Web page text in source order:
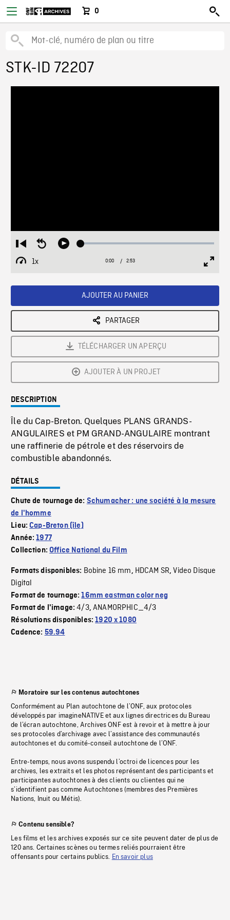
0
STK-ID 72207
Restart
from
beginning
Seek
Play Loaded:
1x
Playback
Current
0:00 / Duration
2:53
AJOUTER AU PANIER
PARTAGER
TÉLÉCHARGER UN APERÇU
AJOUTER À UN PROJET
DESCRIPTION
Île du Cap-Breton. Quelques PLANS GRANDS-
ANGULAIRES et PM GRAND-ANGULAIRE montrant
une raffinerie de pétrole et des réservoirs de
combustible abandonnés.
DÉTAILS
Chute de tournage de: Schumacher : une société à la mesure
de l'homme
Lieu:Cap-Breton (île)
Année:1977
Collection:Office National du Film
Formats disponibles: Bobine 16 mm, HDCAM SR,Video Disque
Digital
Format de tournage:16mm eastman color neg
Format de l'image:4/3,ANAMORPHIC_4/3
Résolutions disponibles:1920 x 1080
Cadence: 59.94
Moratoire sur les contenus autochtones
Conformément au Plan autochtone de l’ONF, aux protocoles
développés par imagineNATIVE et aux lignes directrices du Bureau
de l’écran autochtone, Archives ONF est à revoir et à mettre à jour
ses protocoles d’archivage avec l’assistance des communautés
autochtones et du comité-conseil autochtone de l’ONF.
Entre-temps, nous avons suspendu l’octroi de licences pour les
archives, les extraits et les photos représentant des participants et
participantes autochtones à des clients ou clientes qui ne
s’identifient pas comme Autochtones (membres des Premières
Nations, Inuit ou Métis).
Contenu sensible?
Les films et les archives exposés sur ce site peuvent dater de plus de
120 ans. Certaines scènes ou termes reliés pourraient être
offensants pour certains publics. En savoir plus